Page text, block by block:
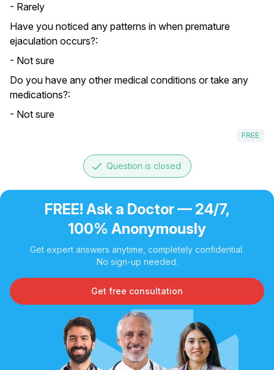
- Rarely
Have you noticed any patterns in when premature
ejaculation occurs?:
- Not sure
Do you have any other medical conditions or take any
medications?:
- Not sure
FREE
done Question is closed
FREE! Ask a Doctor — 24/7,
100% Anonymously
Get expert answers anytime, completely confidential.
No sign-up needed.
Get free consultation